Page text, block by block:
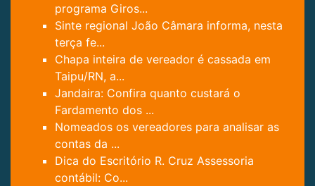
programa Giros...
Sinte regional João Câmara informa, nesta
terça fe...
Chapa inteira de vereador é cassada em
Taipu/RN, a...
Jandaira: Confira quanto custará o
Fardamento dos ...
Nomeados os vereadores para analisar as
contas da ...
Dica do Escritório R. Cruz Assessoria
contábil: Co...